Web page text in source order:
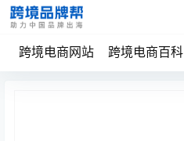
跨境电商网站 跨境电商百科